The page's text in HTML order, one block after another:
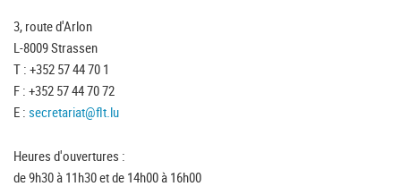
3, route d'Arlon
L-8009 Strassen
T : +352 57 44 70 1
F : +352 57 44 70 72
E : secretariat@flt.lu
Heures d'ouvertures :
de 9h30 à 11h30 et de 14h00 à 16h00